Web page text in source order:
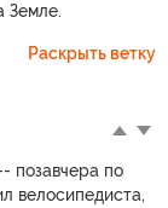
Земле.
Раскрыть ветку
позавчера по
велосипедиста,